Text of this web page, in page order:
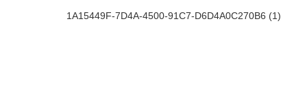
1A15449F-7D4A-4500-91C7-D6D4A0C270B6 (1)